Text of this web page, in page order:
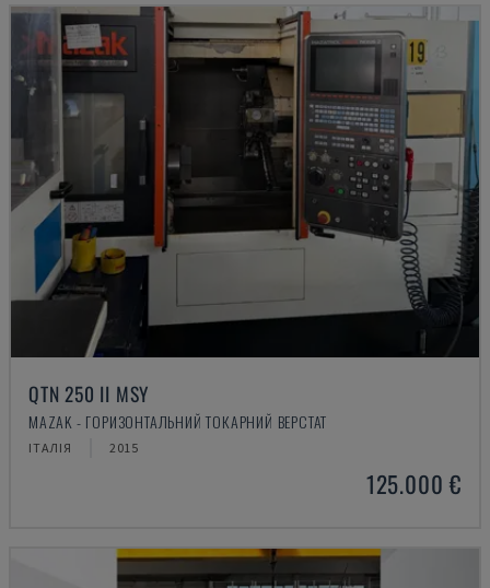
QTN 250 II MSY
MAZAK - ГОРИЗОНТАЛЬНИЙ ТОКАРНИЙ ВЕРСТАТ
ІТАЛІЯ 2015
125.000 €